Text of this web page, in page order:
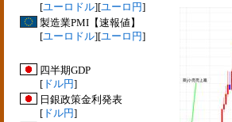
[ユーロドル][ユーロ円]
製造業PMI【速報値】
[ユーロドル][ユーロ円]
四半期GDP
[ ドル円]
日銀政策金利発表
[ ドル円]